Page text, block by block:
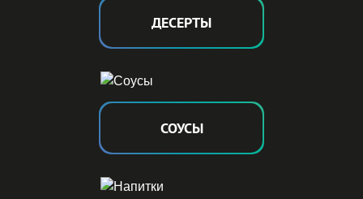
ДЕСЕРТЫ
СОУСЫ